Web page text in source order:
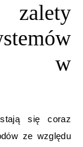
w
stają się coraz
ze względu